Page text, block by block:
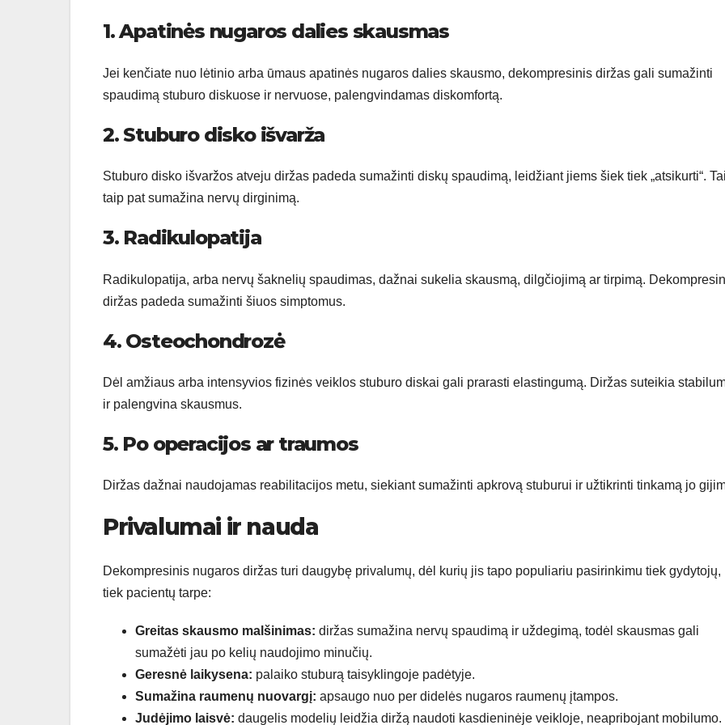
1. Apatinės nugaros dalies skausmas
Jei kenčiate nuo lėtinio arba ūmaus apatinės nugaros dalies skausmo, dekompresinis diržas gali sumažinti
spaudimą stuburo diskuose ir nervuose, palengvindamas diskomfortą.
2. Stuburo disko išvarža
Stuburo disko išvaržos atveju diržas padeda sumažinti diskų spaudimą, leidžiant jiems šiek tiek „atsikurti“.
taip pat sumažina nervų dirginimą.
3. Radikulopatija
Radikulopatija, arba nervų šaknelių spaudimas, dažnai sukelia skausmą, dilgčiojimą ar tirpimą.
diržas padeda sumažinti šiuos simptomus.
4. Osteochondrozė
Dėl amžiaus arba intensyvios fizinės veiklos stuburo diskai gali prarasti elastingumą. Diržas suteikia
ir palengvina skausmus.
5. Po operacijos ar traumos
Diržas dažnai naudojamas reabilitacijos metu, siekiant sumažinti apkrovą stuburui ir užtikrinti tinkamą jo
Privalumai ir nauda
Dekompresinis nugaros diržas turi daugybę privalumų, dėl kurių jis tapo populiariu pasirinkimu tiek gydytojų,
tiek pacientų tarpe:
Greitas skausmo malšinimas: diržas sumažina nervų spaudimą ir uždegimą, todėl skausmas gali
sumažėti jau po kelių naudojimo minučių.
Geresnė laikysena: palaiko stuburą taisyklingoje padėtyje.
Sumažina raumenų nuovargį: apsaugo nuo per didelės nugaros raumenų įtampos.
Judėjimo laisvė: daugelis modelių leidžia diržą naudoti kasdieninėje veikloje, neapribojant mobilumo.